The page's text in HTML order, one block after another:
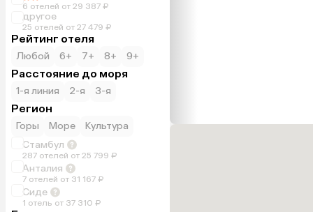
6 отелей от 29 387 ₽
другое
25 отелей от 27 479 ₽
Рейтинг отеля
Любой 6+ 7+ 8+ 9+
Расстояние до моря
1-я линия 2-я 3-я
Регион
Горы Море
Культура
Стамбул
287 отелей от 25 799 ₽
Анталия
7 отелей от 31 167 ₽
Сиде
1 отель от 37 310 ₽